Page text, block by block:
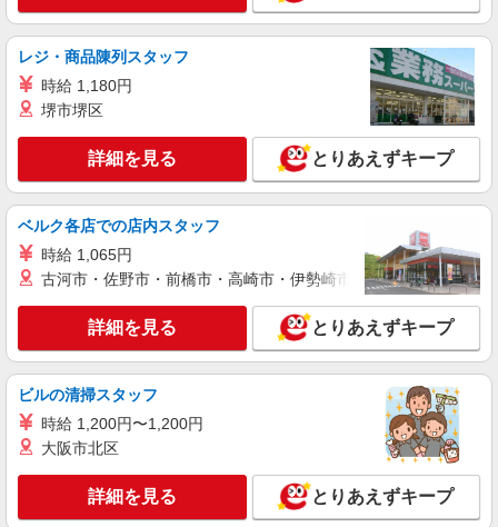
レジ・商品陳列スタッフ
時給 1,180円
堺市堺区
詳細を見る とりあえずキープ
ベルク各店での店内スタッフ
時給 1,065円
古河市・佐野市・前橋市・高崎市・伊勢崎市・太田市・館林市
詳細を見る とりあえずキープ
ビルの清掃スタッフ
時給 1,200円〜1,200円
大阪市北区
詳細を見る とりあえずキープ